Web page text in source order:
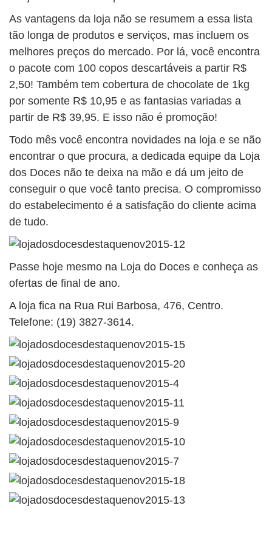
As vantagens da loja não se resumem a essa lista
tão longa de produtos e serviços, mas incluem os
melhores preços do mercado. Por lá, você encontra
o pacote com 100 copos descartáveis a partir R$
2,50! Também tem cobertura de chocolate de 1kg
por somente R$ 10,95 e as fantasias variadas a
partir de R$ 39,95. E isso não é promoção!
Todo mês você encontra novidades na loja e se não
encontrar o que procura, a dedicada equipe da Loja
dos Doces não te deixa na mão e dá um jeito de
conseguir o que você tanto precisa. O compromisso
do estabelecimento é a satisfação do cliente acima
de tudo.
Passe hoje mesmo na Loja do Doces e conheça as
ofertas de final de ano.
A loja fica na Rua Rui Barbosa, 476, Centro.
Telefone: (19) 3827-3614.